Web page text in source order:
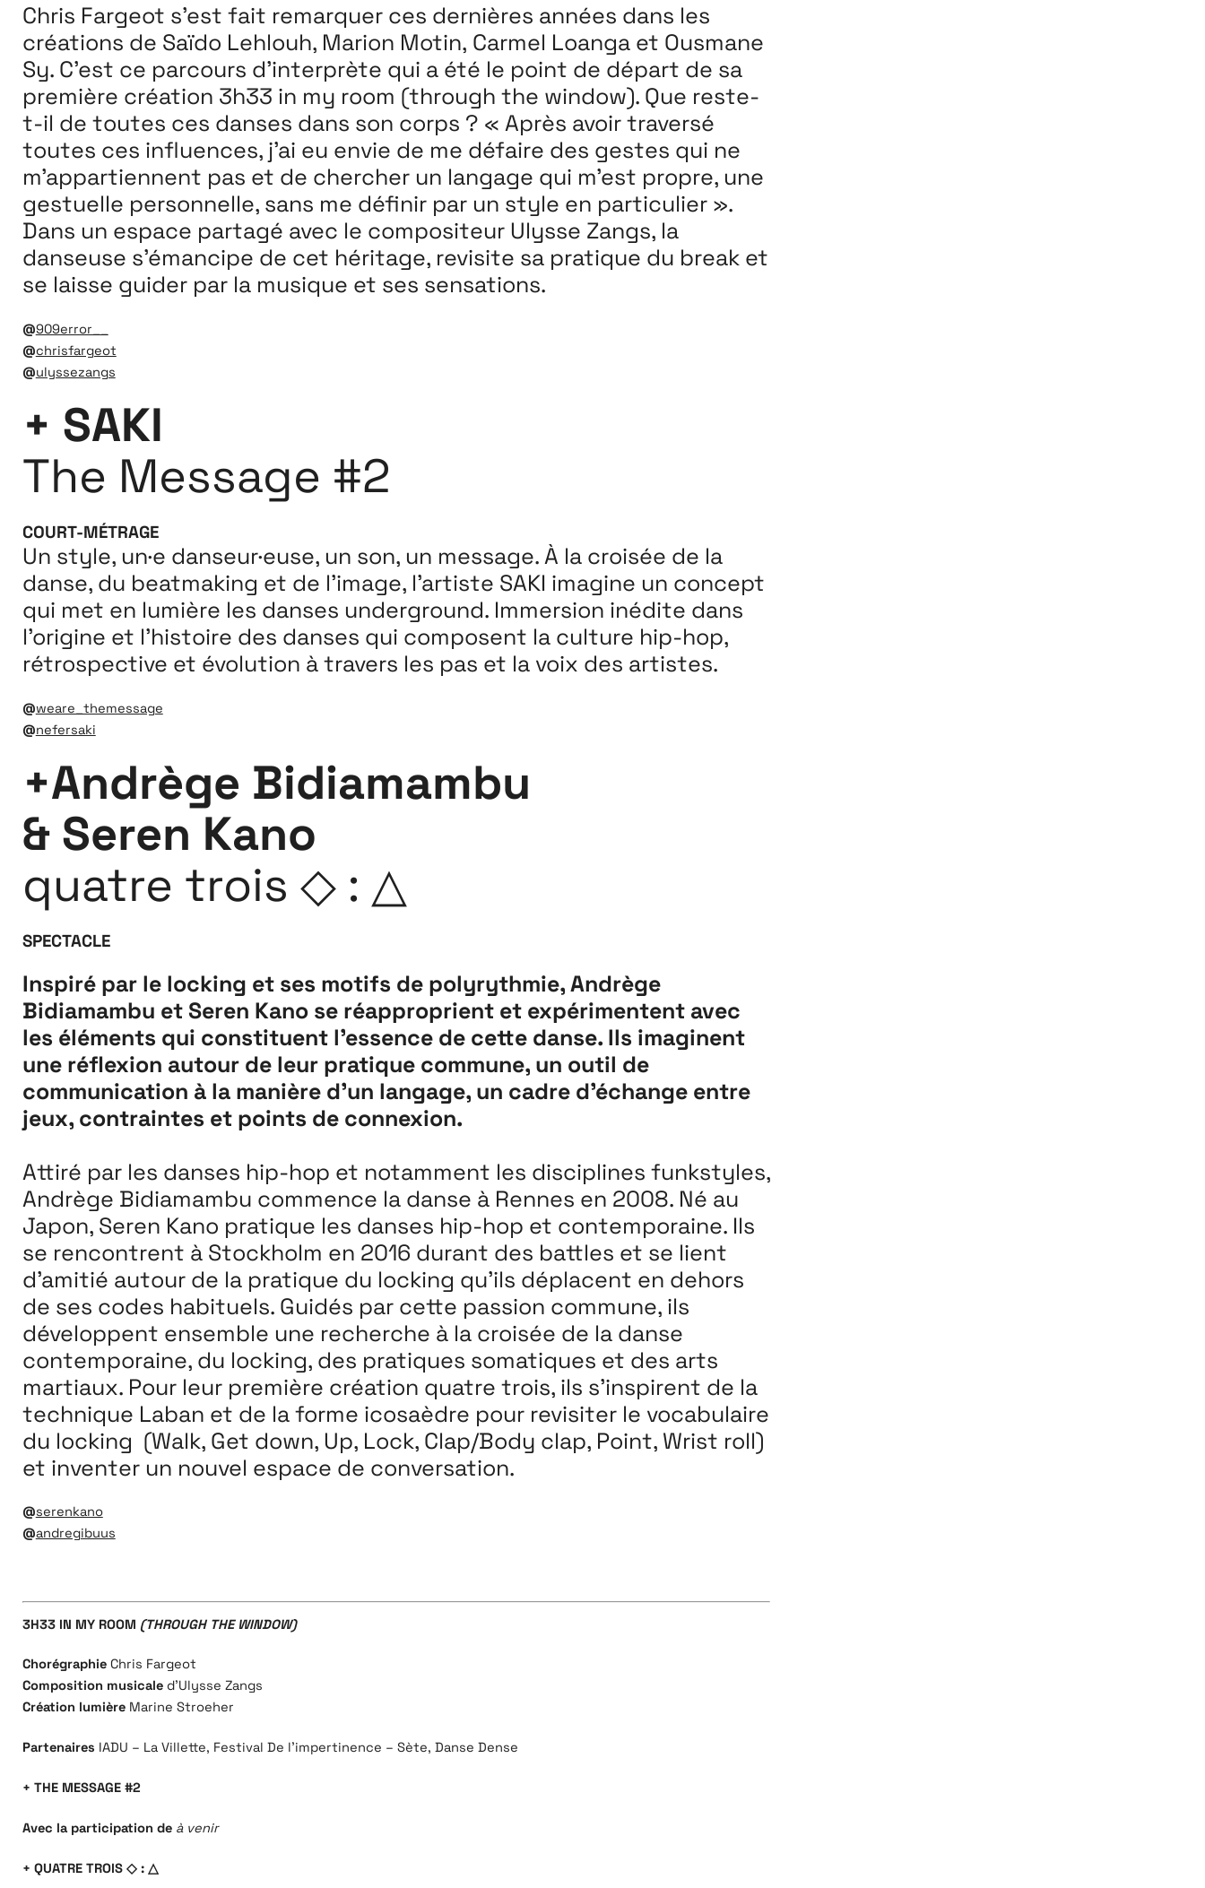
À propos Projets Contact
Chris Fargeot s’est fait remarquer ces dernières années dans les
créations de Saïdo Lehlouh, Marion Motin, Carmel Loanga et Ousmane
Sy. C’est ce parcours d’interprète qui a été le point de départ de sa
première création 3h33 in my room (through the window). Que reste-
t-il de toutes ces danses dans son corps ? « Après avoir traversé
toutes ces influences, j’ai eu envie de me défaire des gestes qui ne
m’appartiennent pas et de chercher un langage qui m’est propre, une
gestuelle personnelle, sans me définir par un style en particulier ».
Dans un espace partagé avec le compositeur Ulysse Zangs, la
danseuse s’émancipe de cet héritage, revisite sa pratique du break et
se laisse guider par la musique et ses sensations.
@909error__
@chrisfargeot
@ulyssezangs
+ SAKI
The Message #2
COURT-MÉTRAGE
Un style, un·e danseur·euse, un son, un message. À la croisée de la
danse, du beatmaking et de l’image, l’artiste SAKI imagine un concept
qui met en lumière les danses underground. Immersion inédite dans
l’origine et l’histoire des danses qui composent la culture hip-hop,
rétrospective et évolution à travers les pas et la voix des artistes.
@weare_themessage
@nefersaki
+Andrège Bidiamambu
& Seren Kano
quatre trois ◇ : △
SPECTACLE
Inspiré par le locking et ses motifs de polyrythmie, Andrège
Bidiamambu et Seren Kano se réapproprient et expérimentent avec
les éléments qui constituent l’essence de cette danse. Ils imaginent
une réflexion autour de leur pratique commune, un outil de
communication à la manière d’un langage, un cadre d’échange entre
jeux, contraintes et points de connexion.
Attiré par les danses hip-hop et notamment les disciplines funkstyles,
Andrège Bidiamambu commence la danse à Rennes en 2008. Né au
Japon, Seren Kano pratique les danses hip-hop et contemporaine. Ils
se rencontrent à Stockholm en 2016 durant des battles et se lient
d’amitié autour de la pratique du locking qu’ils déplacent en dehors
de ses codes habituels. Guidés par cette passion commune, ils
développent ensemble une recherche à la croisée de la danse
contemporaine, du locking, des pratiques somatiques et des arts
martiaux. Pour leur première création quatre trois, ils s’inspirent de la
technique Laban et de la forme icosaèdre pour revisiter le vocabulaire
du locking (Walk, Get down, Up, Lock, Clap/Body clap, Point, Wrist roll)
et inventer un nouvel espace de conversation.
@serenkano
@andregibuus
3H33 IN MY ROOM (THROUGH THE WINDOW)
ChorégraphieChris Fargeot
Composition musicaled’Ulysse Zangs
Création lumièreMarine Stroeher
Partenaires IADU – La Villette, Festival De l’impertinence – Sète, Danse Dense
+ THE MESSAGE #2
Avec la participation de à venir
+ QUATRE TROIS ◇ : △